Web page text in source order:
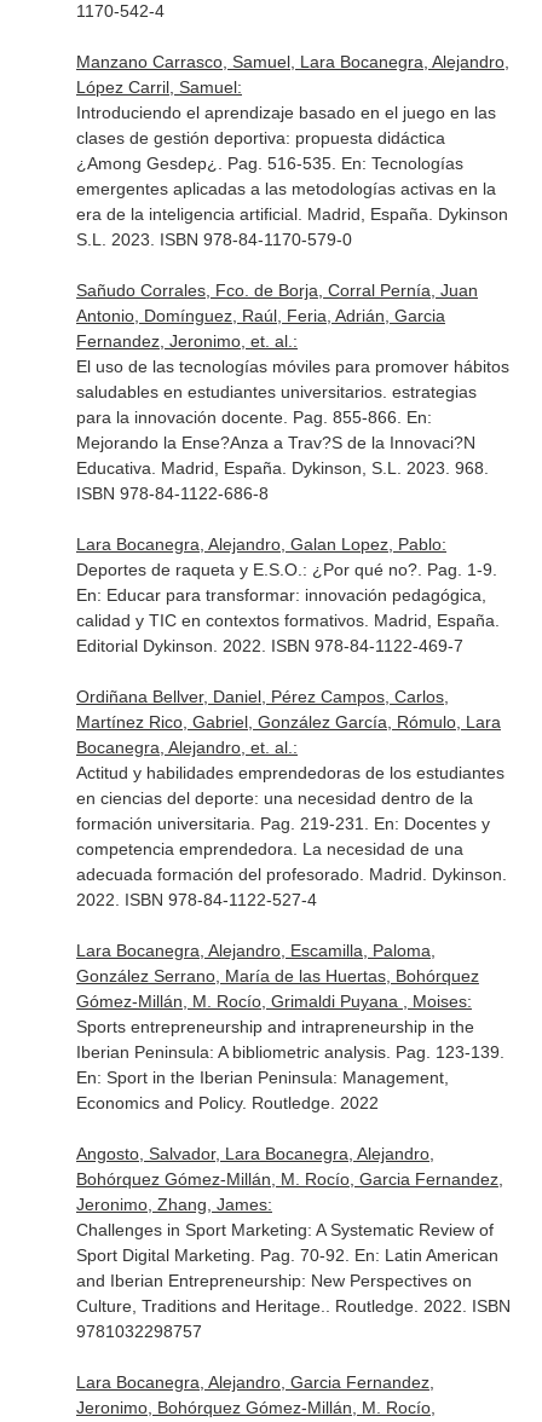
1170-542-4
Manzano Carrasco, Samuel, Lara Bocanegra, Alejandro,
López Carril, Samuel:
Introduciendo el aprendizaje basado en el juego en las
clases de gestión deportiva: propuesta didáctica
¿Among Gesdep¿. Pag. 516-535. En: Tecnologías
emergentes aplicadas a las metodologías activas en la
era de la inteligencia artificial. Madrid, España. Dykinson
S.L. 2023. ISBN 978-84-1170-579-0
Sañudo Corrales, Fco. de Borja, Corral Pernía, Juan
Antonio, Domínguez, Raúl, Feria, Adrián, Garcia
Fernandez, Jeronimo, et. al.:
El uso de las tecnologías móviles para promover hábitos
saludables en estudiantes universitarios. estrategias
para la innovación docente. Pag. 855-866. En:
Mejorando la Ense?Anza a Trav?S de la Innovaci?N
Educativa . Madrid, España. Dykinson, S.L. 2023. 968.
ISBN 978-84-1122-686-8
Lara Bocanegra, Alejandro, Galan Lopez, Pablo:
Deportes de raqueta y E.S.O.: ¿Por qué no?. Pag. 1-9.
En: Educar para transformar: innovación pedagógica,
calidad y TIC en contextos formativos. Madrid, España.
Editorial Dykinson. 2022. ISBN 978-84-1122-469-7
Ordiñana Bellver, Daniel, Pérez Campos, Carlos,
Martínez Rico, Gabriel, González García, Rómulo, Lara
Bocanegra, Alejandro, et. al.:
Actitud y habilidades emprendedoras de los estudiantes
en ciencias del deporte: una necesidad dentro de la
formación universitaria. Pag. 219-231. En: Docentes y
competencia emprendedora. La necesidad de una
adecuada formación del profesorado. Madrid. Dykinson.
2022. ISBN 978-84-1122-527-4
Lara Bocanegra, Alejandro, Escamilla, Paloma,
González Serrano, María de las Huertas, Bohórquez
Gómez-Millán, M. Rocío, Grimaldi Puyana , Moises:
Sports entrepreneurship and intrapreneurship in the
Iberian Peninsula: A bibliometric analysis. Pag. 123-139.
En: Sport in the Iberian Peninsula: Management,
Economics and Policy. Routledge. 2022
Angosto, Salvador, Lara Bocanegra, Alejandro,
Bohórquez Gómez-Millán, M. Rocío, Garcia Fernandez,
Jeronimo, Zhang, James:
Challenges in Sport Marketing: A Systematic Review of
Sport Digital Marketing. Pag. 70-92. En: Latin American
and Iberian Entrepreneurship: New Perspectives on
Culture, Traditions and Heritage.
. Routledge. 2022. ISBN
9781032298757
Lara Bocanegra, Alejandro, Garcia Fernandez,
Jeronimo, Bohórquez Gómez-Millán, M. Rocío,